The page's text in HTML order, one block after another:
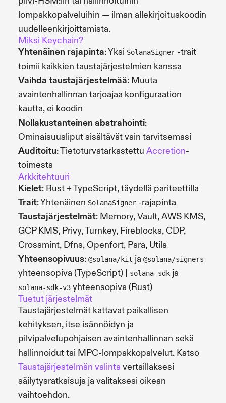
lompakkopalveluihin — ilman allekirjoituskoodin
uudelleenkirjoittamista.
Miksi Keychain?
Yhtenäinen rajapinta: Yksi SolanaSigner -trait
toimii kaikkien taustajärjestelmien kanssa
Vaihda taustajärjestelmää: Muuta
avaintenhallinnan tarjoajaa konfiguraation
kautta, ei koodin
Nollakustanteinen abstrahointi:
Ominaisuusliput sisältävät vain tarvitsemasi
Auditoitu: Tietoturvatarkastettu Accretion-
toimesta
Arkkitehtuuri
Kielet: Rust + TypeScript, täydellä pariteettilla
Trait: Yhtenäinen SolanaSigner -rajapinta
Taustajärjestelmät: Memory, Vault, AWS KMS,
GCP KMS, Privy, Turnkey, Fireblocks, CDP,
Crossmint, Dfns, Openfort, Para, Utila
Yhteensopivuus: @solana/kit ja @solana/signers
yhteensopiva (TypeScript) | solana-sdk ja
solana-sdk-v3 yhteensopiva (Rust)
Tuetut järjestelmät
Taustajärjestelmät kattavat paikallisen
kehityksen, itse isännöidyn ja
pilvipalvelupohjaisen avaintenhallinnan sekä
hallinnoidut tai MPC-lompakkopalvelut. Katso
Taustajärjestelmän valinta vertaillaksesi
säilytysratkaisuja ja valitaksesi oikean
vaihtoehdon.